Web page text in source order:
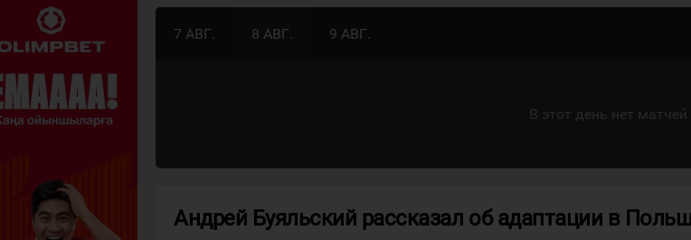
7 АВГ. 8 АВГ. 9 АВГ.
В этот день нет матчей
Андрей Буяльский рассказал об адаптации в